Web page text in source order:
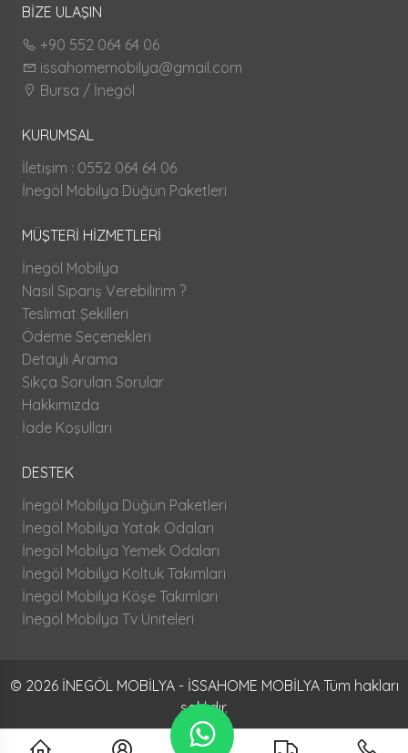
BİZE ULAŞIN
+90 552 064 64 06
issahomemobilya@gmail.com
Bursa / İnegöl
KURUMSAL
İletişim : 0552 064 64 06
İnegöl Mobilya Düğün Paketleri
MÜŞTERİ HİZMETLERİ
İnegöl Mobilya
Nasıl Sipariş Verebilirim ?
Teslimat Şekilleri
Ödeme Seçenekleri
Detaylı Arama
Sıkça Sorulan Sorular
Hakkımızda
İade Koşulları
DESTEK
İnegöl Mobilya Düğün Paketleri
İnegöl Mobilya Yatak Odaları
İnegöl Mobilya Yemek Odaları
İnegöl Mobilya Koltuk Takımları
İnegöl Mobilya Köşe Takımları
İnegöl Mobilya Tv Üniteleri
© 2026 İNEGÖL MOBİLYA - İSSAHOME MOBİLYA Tüm hakları
saklıdır.